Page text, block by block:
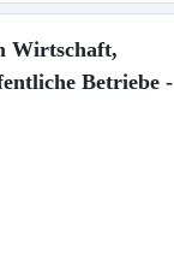
Wirtschaft,
Betriebe -